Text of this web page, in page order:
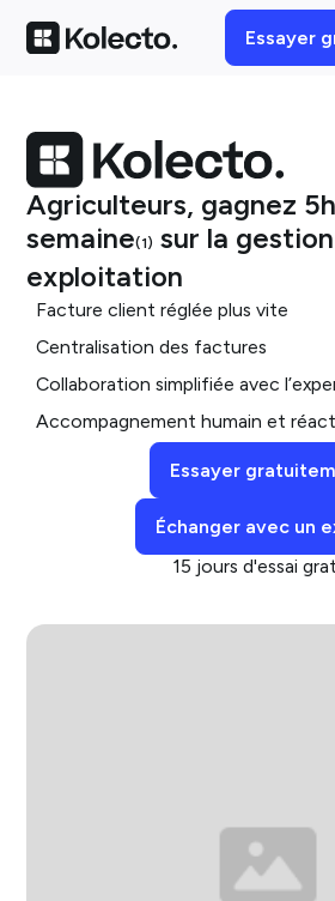
Essayer
Agriculteurs, gagnez
semaine(1) sur la
exploitation
Facture client réglée plus vite
Centralisation des factures
Collaboration simplifiée avec
Accompagnement humain et
Essayer
Échanger avec un
15 jours d'essai